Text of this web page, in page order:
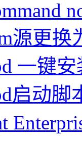
源更
一键
启动脚